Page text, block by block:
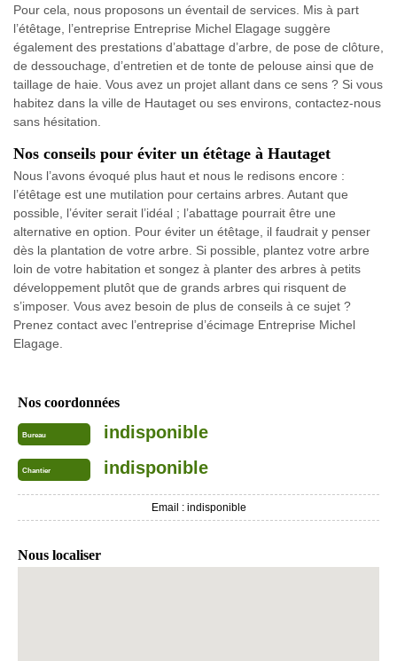
Pour cela, nous proposons un éventail de services. Mis à part
l’étêtage, l’entreprise Entreprise Michel Elagage suggère
également des prestations d’abattage d’arbre, de pose de clôture,
de dessouchage, d’entretien et de tonte de pelouse ainsi que de
taillage de haie. Vous avez un projet allant dans ce sens ? Si vous
habitez dans la ville de Hautaget ou ses environs, contactez-nous
sans hésitation.
Nos conseils pour éviter un étêtage à Hautaget
Nous l’avons évoqué plus haut et nous le redisons encore :
l’étêtage est une mutilation pour certains arbres. Autant que
possible, l’éviter serait l’idéal ; l’abattage pourrait être une
alternative en option. Pour éviter un étêtage, il faudrait y penser
dès la plantation de votre arbre. Si possible, plantez votre arbre
loin de votre habitation et songez à planter des arbres à petits
développement plutôt que de grands arbres qui risquent de
s’imposer. Vous avez besoin de plus de conseils à ce sujet ?
Prenez contact avec l’entreprise d’écimage Entreprise Michel
Elagage.
Nos coordonnées
Bureau indisponible
Chantier indisponible
Email : indisponible
Nous localiser